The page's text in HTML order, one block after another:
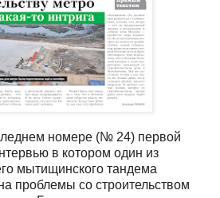
номере (№ 24) первой
в котором один из
мытищинского тандема
проблемы со строительством